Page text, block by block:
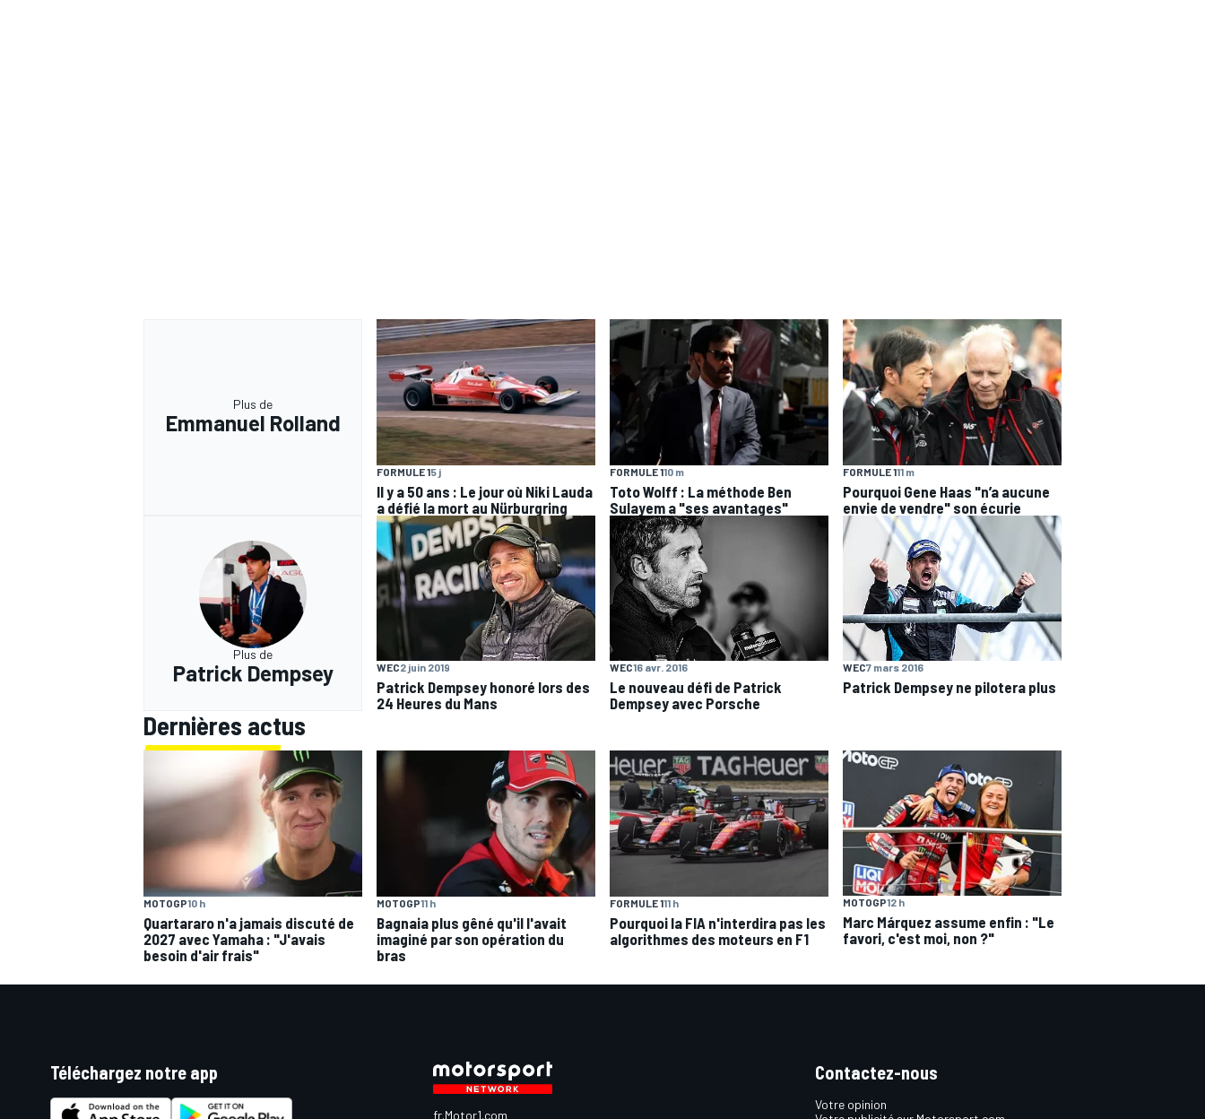
Plus de
Emmanuel Rolland
FORMULE 15 j
Il y a 50 ans : Le jour où Niki Lauda
a défié la mort au Nürburgring
FORMULE 110 m
Toto Wolff : La méthode Ben
Sulayem a "ses avantages"
FORMULE 111 m
Pourquoi Gene Haas "n’a aucune
envie de vendre" son écurie
Plus de
Patrick Dempsey WEC2 juin 2019
Patrick Dempsey honoré lors des
24 Heures du Mans
WEC16 avr. 2016
Le nouveau défi de Patrick
Dempsey avec Porsche
WEC7 mars 2016
Patrick Dempsey ne pilotera plus
Dernières actus
MOTOGP10 h
Quartararo n'a jamais discuté de
2027 avec Yamaha : "J'avais
besoin d'air frais"
MOTOGP11 h
Bagnaia plus gêné qu'il l'avait
imaginé par son opération du
bras
FORMULE 111 h
Pourquoi la FIA n'interdira pas les
algorithmes des moteurs en F1
MOTOGP12 h
Marc Márquez assume enfin : "Le
favori, c'est moi, non ?"
Téléchargez notre app
fr.Motor1.com
Contactez-nous
Votre opinion